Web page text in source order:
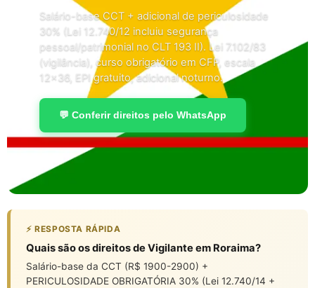
Salário-base CCT + adicional de periculosidade
30% (Lei 12.740/12 incluiu segurança
pessoal/patrimonial no CLT 193 II). Lei 7.102/83
(vigilância), curso obrigatório em CFP, escala
12×36, EPI gratuito, adicional noturno.
💬 Conferir direitos pelo WhatsApp
⚡ RESPOSTA RÁPIDA
Quais são os direitos de Vigilante em Roraima?
Salário-base da CCT (R$ 1900-2900) +
PERICULOSIDADE OBRIGATÓRIA 30% (Lei 12.740/14 +